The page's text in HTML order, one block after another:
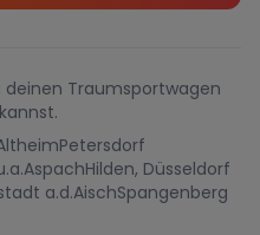
Traumsportwagen
Petersdorf
AspachHilden, Düsseldorf
a.d.AischSpangenberg